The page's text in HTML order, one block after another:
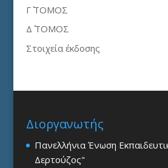
Γ΄ ΤΟΜΟΣ
Δ΄ ΤΟΜΟΣ
Στοιχεία έκδοσης
Διοργανωτής
Πανελλήνια Ένωση
Δερτούζος"